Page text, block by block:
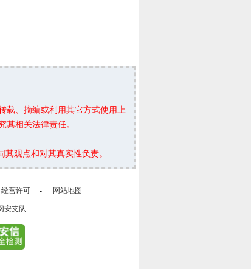
载、摘编或利用其它方式使用上
其相关法律责任。
观点和对其真实性负责。
经营许可 - 网站地图
安支队